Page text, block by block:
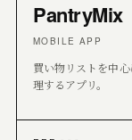
PantryMix
MOBILE APP
買い物リストを中
理するアプリ。